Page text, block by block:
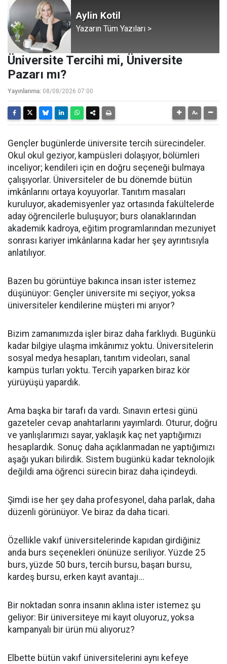
Aylin Kotil
Yazarın Tüm Yazıları >
Üniversite Tercihi mi, Üniversite
Pazarı mı?
Yayınlanma: 08/08/2026 07:00
Gençler bugünlerde üniversite tercih sürecindeler.
Okul okul geziyor, kampüsleri dolaşıyor, bölümleri
inceliyor; kendileri için en doğru seçeneği bulmaya
çalışıyorlar. Üniversiteler de bu dönemde bütün
imkânlarını ortaya koyuyorlar. Tanıtım masaları
kuruluyor, akademisyenler yaz ortasında fakültelerde
aday öğrencilerle buluşuyor; burs olanaklarından
akademik kadroya, eğitim programlarından mezuniyet
sonrası kariyer imkânlarına kadar her şey ayrıntısıyla
anlatılıyor.
Bazen bu görüntüye bakınca insan ister istemez
düşünüyor: Gençler üniversite mi seçiyor, yoksa
üniversiteler kendilerine müşteri mi arıyor?
Bizim zamanımızda işler biraz daha farklıydı. Bugünkü
kadar bilgiye ulaşma imkânımız yoktu. Üniversitelerin
sosyal medya hesapları, tanıtım videoları, sanal
kampüs turları yoktu. Tercih yaparken biraz kör
yürüyüşü yapardık.
Ama başka bir tarafı da vardı. Sınavın ertesi günü
gazeteler cevap anahtarlarını yayımlardı. Oturur, doğru
ve yanlışlarımızı sayar, yaklaşık kaç net yaptığımızı
hesaplardık. Sonuç daha açıklanmadan ne yaptığımızı
aşağı yukarı bilirdik. Sistem bugünkü kadar teknolojik
değildi ama öğrenci sürecin biraz daha içindeydi.
Şimdi ise her şey daha profesyonel, daha parlak, daha
düzenli görünüyor. Ve biraz da daha ticari.
Özellikle vakıf üniversitelerinde kapıdan girdiğiniz
anda burs seçenekleri önünüze seriliyor. Yüzde 25
burs, yüzde 50 burs, tercih bursu, başarı bursu,
kardeş bursu, erken kayıt avantajı...
Bir noktadan sonra insanın aklına ister istemez şu
geliyor: Bir üniversiteye mi kayıt oluyoruz, yoksa
kampanyalı bir ürün mü alıyoruz?
Elbette bütün vakıf üniversitelerini aynı kefeye